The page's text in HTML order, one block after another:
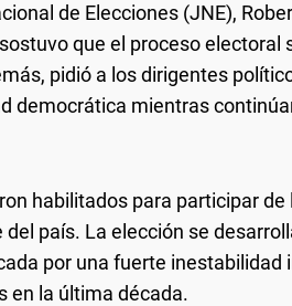
de Elecciones (JNE),
que el proceso electoral
pidió a los dirigentes
democrática mientras
habilitados para participar de
país. La elección se
por una fuerte inestabilidad
en la última década.